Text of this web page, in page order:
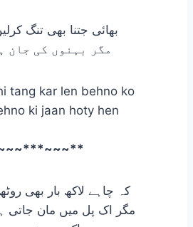
tang kar len behno ko
ki jaan hoty hen
کہ چاہے لاکھ بار بھی
مگر اک پل میں مان جاتی